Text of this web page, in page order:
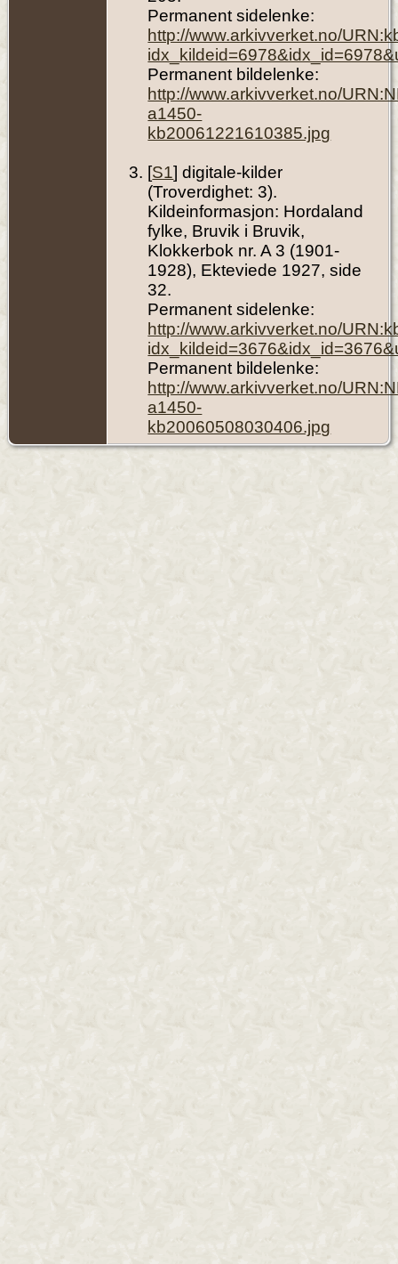
Permanent sidelenke:
http://www.arkivverket.no/
Permanent bildelenke:
http://www.arkivverket.no/
a1450-
kb20061221610385.jpg
[S1] digitale-kilder
(Troverdighet: 3).
Kildeinformasjon: Hordaland
fylke, Bruvik i Bruvik,
Klokkerbok nr. A 3 (1901-
1928), Ekteviede 1927, side
32.
Permanent sidelenke:
http://www.arkivverket.no/
Permanent bildelenke:
http://www.arkivverket.no/
a1450-
kb20060508030406.jpg